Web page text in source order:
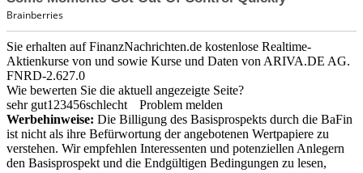
Sie erhalten auf FinanzNachrichten.de kostenlose Realtime-
Aktienkurse von und sowie Kurse und Daten von ARIVA.DE AG.
FNRD-2.627.0
Wie bewerten Sie die aktuell angezeigte Seite?
sehr gut1 23456schlecht
Problem melden
Werbehinweise: Die Billigung des Basisprospekts durch die BaFin
ist nicht als ihre Befürwortung der angebotenen Wertpapiere zu
verstehen. Wir empfehlen Interessenten und potenziellen Anlegern
den Basisprospekt und die Endgültigen Bedingungen zu lesen,